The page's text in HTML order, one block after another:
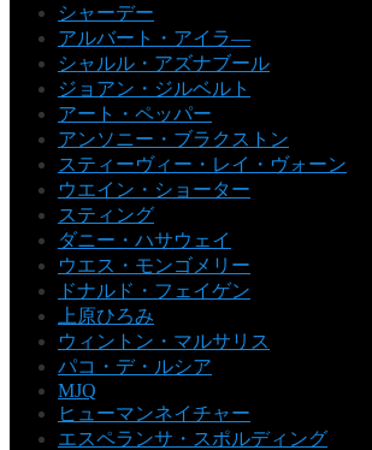
シャーデー
アルバート・アイラ―
シャルル・アズナブール
ジョアン・ジルベルト
アート・ペッパー
アンソニー・ブラクストン
スティーヴィー・レイ・ヴォーン
ウエイン・ショーター
スティング
ダニー・ハサウェイ
ウエス・モンゴメリー
ドナルド・フェイゲン
上原ひろみ
ウィントン・マルサリス
パコ・デ・ルシア
MJQ
ヒューマンネイチャー
エスペランサ・スポルディング